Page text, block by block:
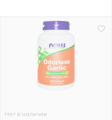
Нет в наличии